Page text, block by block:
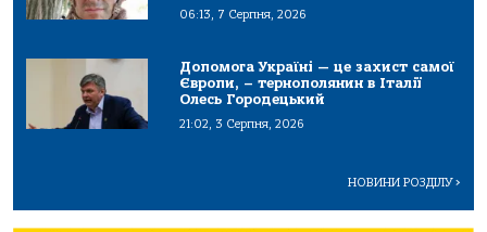
06:13, 7 Серпня, 2026
Допомога Україні — це захист самої
Європи, – тернополянин в Італії
Олесь Городецький
21:02, 3 Серпня, 2026
НОВИНИ РОЗДІЛУ>